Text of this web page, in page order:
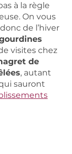
à la règle
On vous
de l’hiver
visites chez
de
, autant
sauront